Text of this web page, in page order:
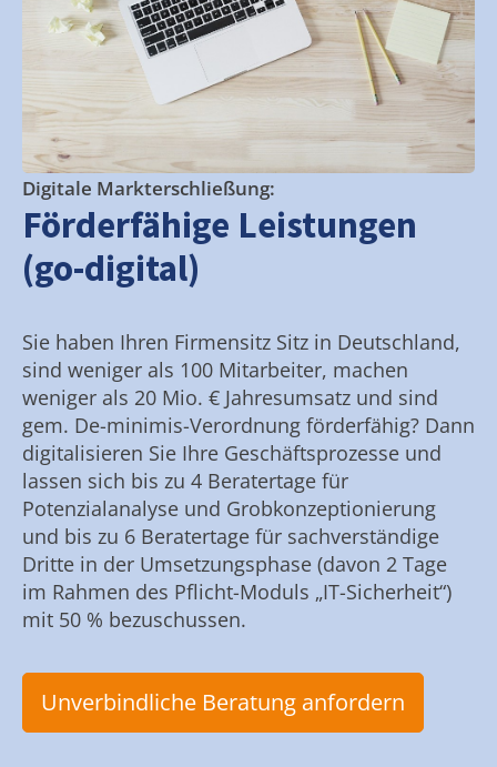
Digitale Markterschließung:
Förderfähige Leistungen
(go-digital)
Sie haben Ihren Firmensitz Sitz in Deutschland,
sind weniger als 100 Mitarbeiter, machen
weniger als 20 Mio. € Jahresumsatz und sind
gem. De-minimis-Verordnung förderfähig? Dann
digitalisieren Sie Ihre Geschäftsprozesse und
lassen sich bis zu 4 Beratertage für
Potenzialanalyse und Grobkonzeptionierung
und bis zu 6 Beratertage für sachverständige
Dritte in der Umsetzungsphase (davon 2 Tage
im Rahmen des Pflicht-Moduls „IT-Sicherheit“)
mit 50 % bezuschussen.
Unverbindliche Beratung anfordern